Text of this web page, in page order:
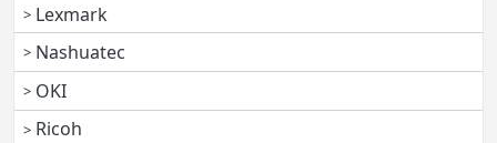
Lexmark
Nashuatec
OKI
Ricoh